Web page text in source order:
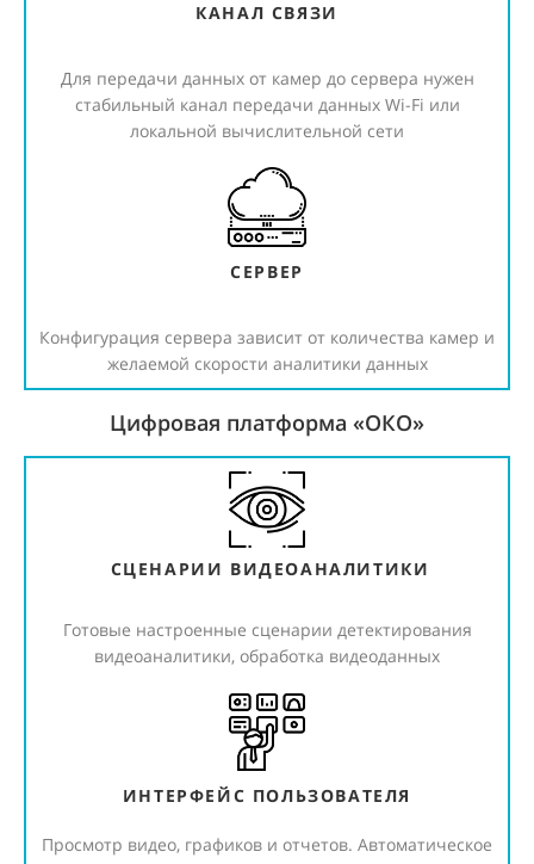
КАНАЛ СВЯЗИ
Для передачи данных от камер до сервера нужен
стабильный канал передачи данных Wi-Fi или
локальной вычислительной сети
СЕРВЕР
Конфигурация сервера зависит от количества камер и
желаемой скорости аналитики данных
Цифровая платформа «ОКО»
СЦЕНАРИИ ВИДЕОАНАЛИТИКИ
Готовые настроенные сценарии детектирования
видеоаналитики, обработка видеоданных
ИНТЕРФЕЙС ПОЛЬЗОВАТЕЛЯ
Просмотр видео, графиков и отчетов. Автоматическое